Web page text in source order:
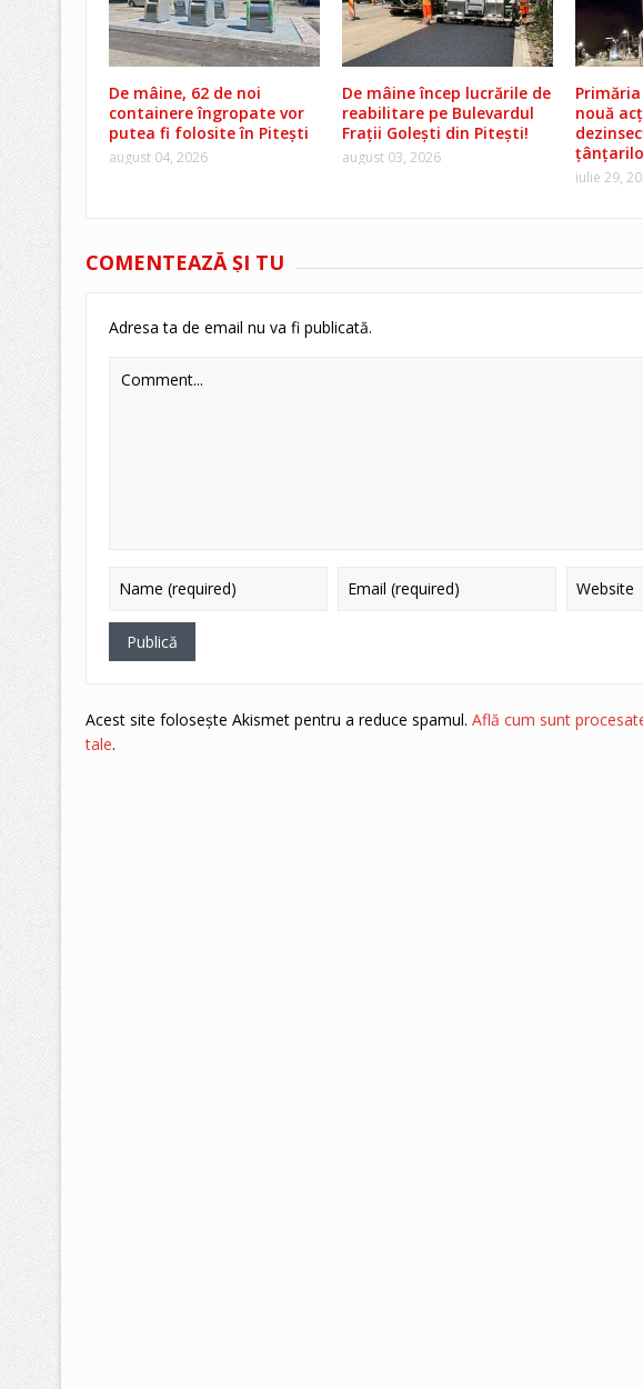
De mâine, 62 de noi
containere îngropate vor
putea fi folosite în Pitești
august 04, 2026
De mâine încep lucrările de
reabilitare pe Bulevardul
Frații Golești din Pitești!
august 03, 2026
nouă
iulie 29,
COMENTEAZĂ ŞI TU
Adresa ta de email nu va fi publicată.
Acest site folosește Akismet pentru a reduce spamul. Află cum sunt
tale.